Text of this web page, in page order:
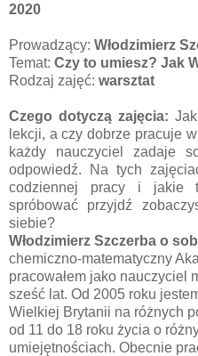
2020
Prowadzący: Włodzimierz
Temat: Czy to umiesz? Jak
Rodzaj zajęć: warsztat
Czego dotyczą zajęcia:
lekcji, a czy dobrze pracuje
każdy nauczyciel zadaje
odpowiedź. Na tych
codziennej pracy i jakie
spróbować przyjdź
siebie?
Włodzimierz Szczerba o
chemiczno-matematyczny
pracowałem jako nauczyciel
sześć lat. Od 2005 roku
Wielkiej Brytanii na różnych
od 11 do 18 roku życia o
umiejętnościach. Obecnie